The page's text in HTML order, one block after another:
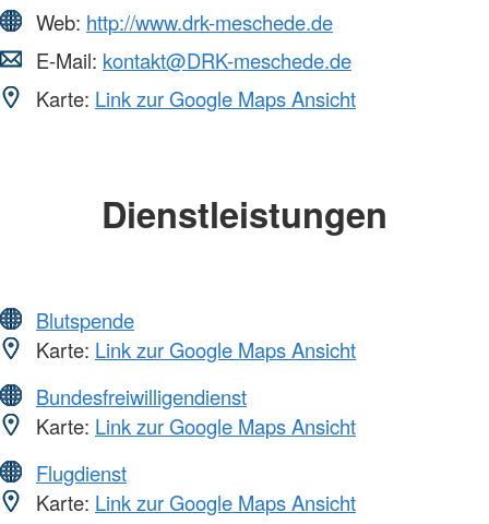
Web: http://www.drk-meschede.de
E-Mail: kontakt@DRK-meschede.de
Karte: Link zur Google Maps Ansicht
Dienstleistungen
Blutspende
Karte: Link zur Google Maps Ansicht
Bundesfreiwilligendienst
Karte: Link zur Google Maps Ansicht
Flugdienst
Karte: Link zur Google Maps Ansicht